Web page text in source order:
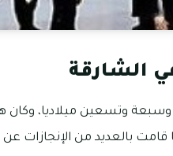
الشارقة
وسبعة وتسعين ميلاديا،
قامت بالعديد من الإنجازات